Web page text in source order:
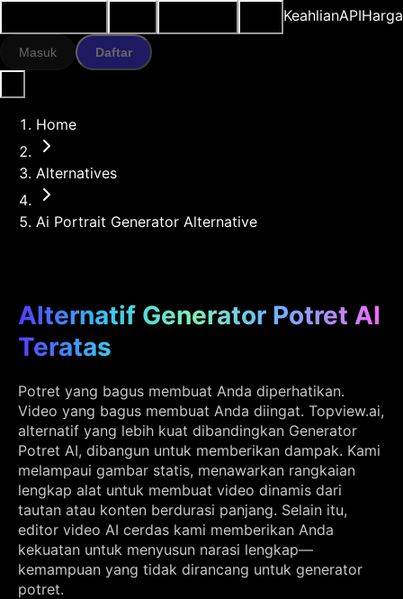
KeahlianAPIHarga
Masuk Daftar
Home
Alternatives
Ai Portrait Generator Alternative
Alternatif Generator Potret AI
Teratas
Potret yang bagus membuat Anda diperhatikan.
Video yang bagus membuat Anda diingat. Topview.ai,
alternatif yang lebih kuat dibandingkan Generator
Potret AI, dibangun untuk memberikan dampak. Kami
melampaui gambar statis, menawarkan rangkaian
lengkap alat untuk membuat video dinamis dari
tautan atau konten berdurasi panjang. Selain itu,
editor video AI cerdas kami memberikan Anda
kekuatan untuk menyusun narasi lengkap—
kemampuan yang tidak dirancang untuk generator
potret.